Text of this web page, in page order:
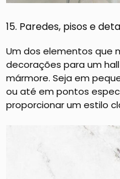
15. Paredes, pisos e
Um dos elementos que
decorações para um
mármore. Seja em
ou até em pontos
proporcionar um estilo